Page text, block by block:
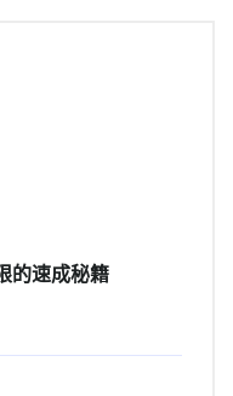
的速成秘籍